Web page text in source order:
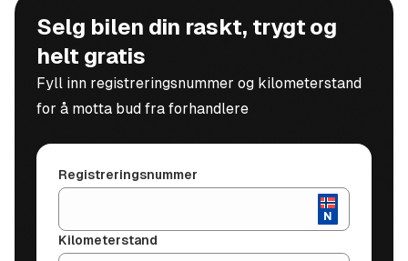
Selg bilen din raskt, trygt og
helt gratis
Fyll inn registreringsnummer og kilometerstand
for å motta bud fra forhandlere
Registreringsnummer
Kilometerstand